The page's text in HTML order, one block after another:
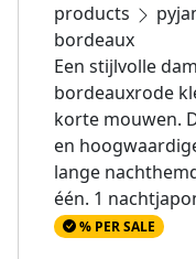
products
bordeaux
Een stijlvolle
bordeauxrode
korte mouwen.
en
lange
één. 1
% PER SALE